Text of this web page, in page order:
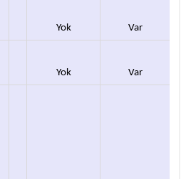
Yok Var
Yok Var